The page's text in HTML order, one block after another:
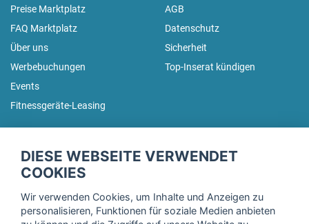
Preise Marktplatz
FAQ Marktplatz
Über uns
Werbebuchungen
Events
Fitnessgeräte-Leasing
AGB
Datenschutz
Sicherheit
Top-Inserat kündigen
Trage dich hier für unseren Newsletter ein und erhalte regelmäßig
DIESE WEBSEITE VERWENDET
COOKIES
Wir verwenden Cookies, um Inhalte und Anzeigen zu
personalisieren, Funktionen für soziale Medien anbieten